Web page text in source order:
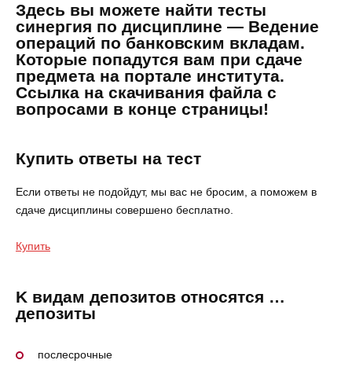
Здесь вы можете найти тесты
синергия по дисциплине — Ведение
операций по банковским вкладам.
Которые попадутся вам при сдаче
предмета на портале института.
Ссылка на скачивания файла с
вопросами в конце страницы!
Купить ответы на тест
Если ответы не подойдут, мы вас не бросим, а поможем в
сдаче дисциплины совершено бесплатно.
Купить
K видам депозитов относятся …
депозиты
послесрочные